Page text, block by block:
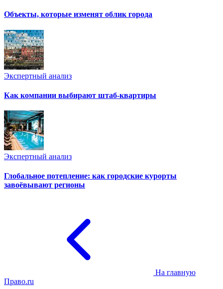
Объекты, которые изменят облик города
Экспертный анализ
Как компании выбирают штаб-квартиры
Экспертный анализ
Глобальное потепление: как городские курорты
завоёвывают регионы
На главную
Право.ru